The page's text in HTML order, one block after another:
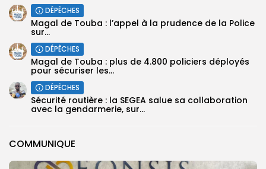
COMMUNIQUE
DÉPÊCHES
Magal de Touba : l’appel à la prudence de la Police
sur...
DÉPÊCHES
Magal de Touba : plus de 4.800 policiers déployés
pour sécuriser les...
DÉPÊCHES
Sécurité routière : la SEGEA salue sa collaboration
avec la gendarmerie, sur...